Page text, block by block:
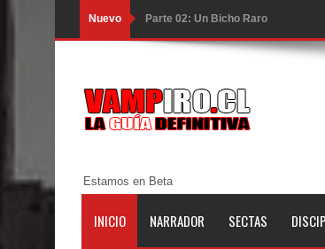
Nuevo Parte 02: Un Bicho Raro
Parte 01: Una Misión de Locos
Parte 03: Forastero en Tierra Muerta
Parte 10: El Secreto
Estamos en Beta
INICIO NARRADOR SECTAS